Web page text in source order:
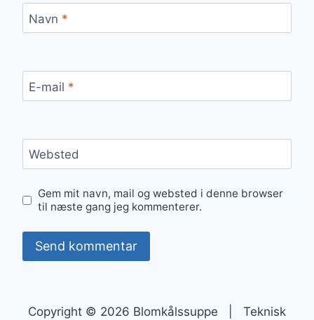
Navn *
E-mail *
Websted
Gem mit navn, mail og websted i denne browser
til næste gang jeg kommenterer.
Copyright © 2026 Blomkålssuppe | Teknisk